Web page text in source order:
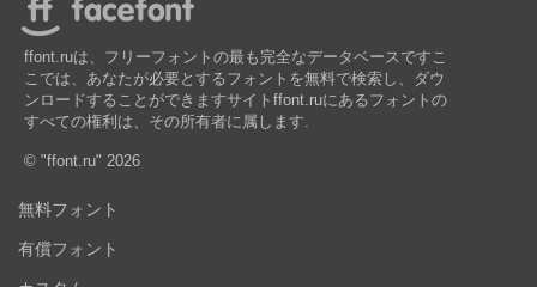
ffont.ruは、フリーフォントの最も完全なデータベースですこ
こでは、あなたが必要とするフォントを無料で検索し、ダウ
ンロードすることができますサイトffont.ruにあるフォントの
すべての権利は、その所有者に属します.
© "ffont.ru" 2026
無料フォント
有償フォント